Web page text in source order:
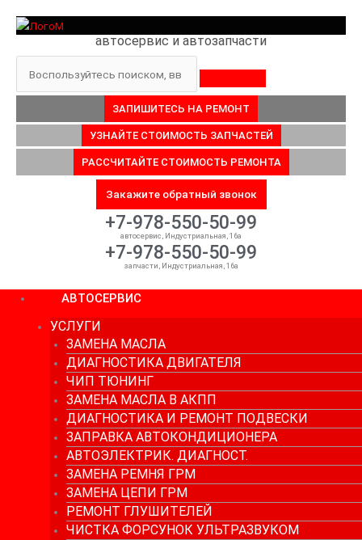
автосервис и автозапчасти
ЗАПИШИТЕСЬ НА РЕМОНТ
УЗНАЙТЕ СТОИМОСТЬ ЗАПЧАСТЕЙ
РАССЧИТАЙТЕ СТОИМОСТЬ РЕМОНТА
Закажите обратный звонок
+7-978-550-50-99
автосервис, Индустриальная, 16а
+7-978-550-50-99
запчасти, Индустриальная, 16а
АВТОСЕРВИС
УСЛУГИ
ЗАМЕНА МАСЛА
ДИАГНОСТИКА ДВИГАТЕЛЯ
ЧИП ТЮНИНГ
ЗАМЕНА МАСЛА В АКПП
ДИАГНОСТИКА И РЕМОНТ ПОДВЕСКИ
ЗАПРАВКА АВТОКОНДИЦИОНЕРА
АВТОЭЛЕКТРИК. ДИАГНОСТ.
ЗАМЕНА РЕМНЯ ГРМ
ЗАМЕНА ЦЕПИ ГРМ
РЕМОНТ ГЛУШИТЕЛЕЙ
ЧИСТКА ФОРСУНОК УЛЬТРАЗВУКОМ